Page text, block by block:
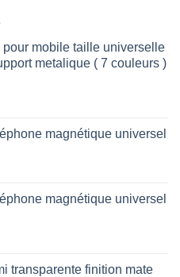
mobile taille universelle
metalique ( 7 couleurs )
magnétique universel
magnétique universel
transparente finition mate